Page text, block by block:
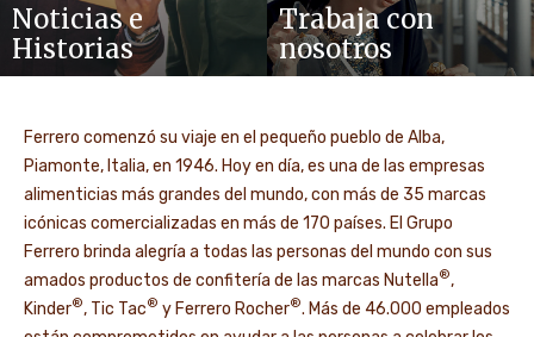
Noticias e
Historias
Trabaja con
nosotros
Ferrero comenzó su viaje en el pequeño pueblo de Alba,
Piamonte, Italia, en 1946. Hoy en día, es una de las empresas
alimenticias más grandes del mundo, con más de 35 marcas
icónicas comercializadas en más de 170 países. El Grupo
Ferrero brinda alegría a todas las personas del mundo con sus
amados productos de confitería de las marcas Nutella®,
Kinder®, Tic Tac® y Ferrero Rocher®. Más de 46.000 empleados